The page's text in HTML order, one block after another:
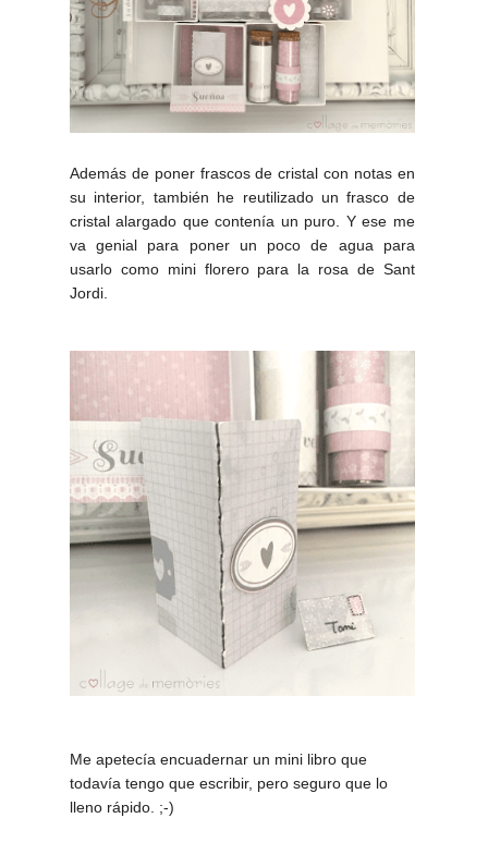
Además de poner frascos de cristal con notas en
su interior, también he reutilizado un frasco de
cristal alargado que contenía un puro. Y ese me
va genial para poner un poco de agua para
usarlo como mini florero para la rosa de Sant
Jordi.
Me apetecía encuadernar un mini libro que
todavía tengo que escribir, pero seguro que lo
lleno rápido. ;-)